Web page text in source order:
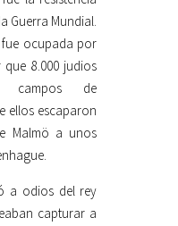
Guerra Mundial.
ocupada por
8.000 judios
campos de
ellos escaparon
Malmö a unos
a odios del rey
capturar a